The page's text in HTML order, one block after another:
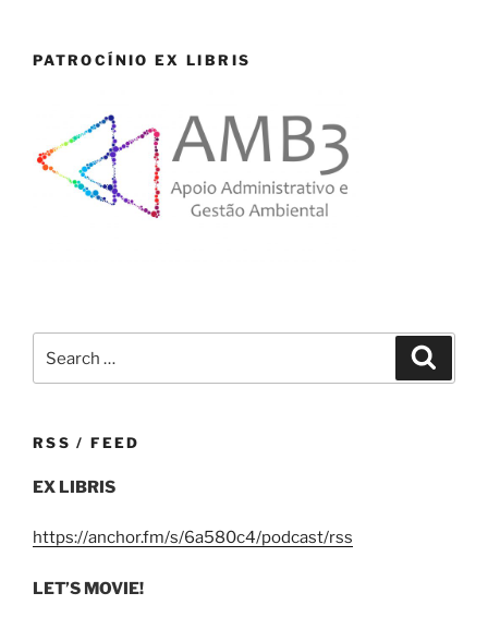
PATROCÍNIO EX LIBRIS
for:
RSS / FEED
EX LIBRIS
https://anchor.fm/s/6a580c4/podcast/rss
LET’S MOVIE!